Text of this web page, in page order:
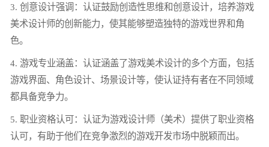
3. 创意设计强调：认证鼓励创造性思维和创意设计，培养游戏
美术设计师的创新能力，使其能够塑造独特的游戏世界和角
色。
4. 游戏专业涵盖：认证涵盖了游戏美术设计的多个方面，包括
游戏界面、角色设计、场景设计等，使认证持有者在不同领域
都具备竞争力。
5. 职业资格认可：认证为游戏设计师（美术）提供了职业资格
认可，有助于他们在竞争激烈的游戏开发市场中脱颖而出。